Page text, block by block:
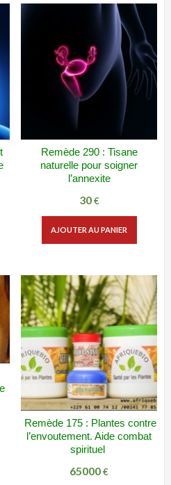
VUE RAPIDE
ADD WISHLIST
Remède 290 : Tisane
naturelle pour soigner
l’annexite
30€
AJOUTER AU PANIER
VUE RAPIDE
ADD WISHLIST
Remède 175 : Plantes contre
l’envoutement. Aide combat
spirituel
65000€